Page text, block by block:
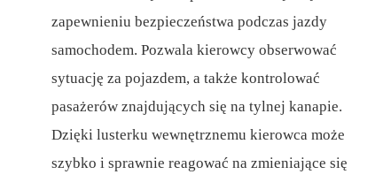
zapewnieniu bezpieczeństwa podczas jazdy
samochodem. Pozwala kierowcy obserwować
sytuację za pojazdem, a także kontrolować
pasażerów znajdujących się na tylnej kanapie.
Dzięki lusterku wewnętrznemu kierowca może
szybko i sprawnie reagować na zmieniające się